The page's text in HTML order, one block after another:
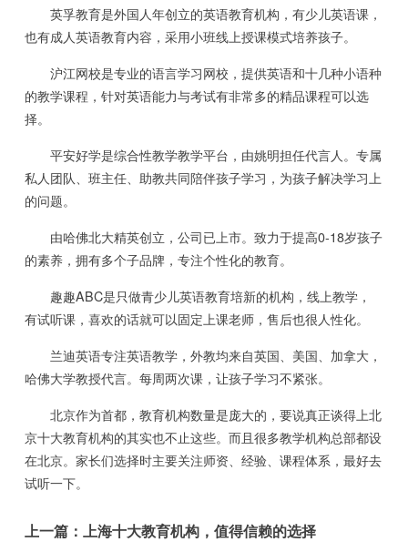
英孚教育是外国人年创立的英语教育机构，有少儿英语课，
也有成人英语教育内容，采用小班线上授课模式培养孩子。
沪江网校是专业的语言学习网校，提供英语和十几种小语种
的教学课程，针对英语能力与考试有非常多的精品课程可以选
择。
平安好学是综合性教学教学平台，由姚明担任代言人。专属
私人团队、班主任、助教共同陪伴孩子学习，为孩子解决学习上
的问题。
由哈佛北大精英创立，公司已上市。致力于提高0-18岁孩子
的素养，拥有多个子品牌，专注个性化的教育。
趣趣ABC是只做青少儿英语教育培新的机构，线上教学，
有试听课，喜欢的话就可以固定上课老师，售后也很人性化。
兰迪英语专注英语教学，外教均来自英国、美国、加拿大，
哈佛大学教授代言。每周两次课，让孩子学习不紧张。
北京作为首都，教育机构数量是庞大的，要说真正谈得上北
京十大教育机构的其实也不止这些。而且很多教学机构总部都设
在北京。家长们选择时主要关注师资、经验、课程体系，最好去
试听一下。
上一篇：上海十大教育机构，值得信赖的选择